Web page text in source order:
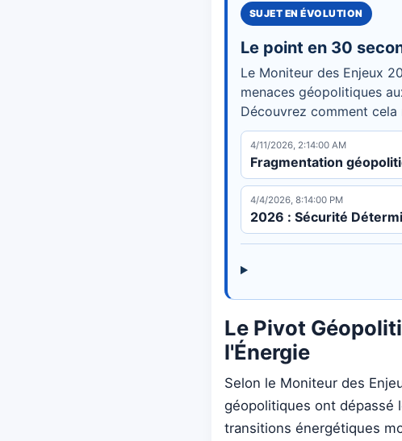
SUJET EN ÉVOLUTION
Le point en 30
Le Moniteur des Enjeux
menaces géopolitiques
Découvrez comment
4/11/2026, 2:14:00 AM
Fragmentation
4/4/2026, 8:14:00 PM
2026 : Sécurité
Le Pivot
l'Énergie
Selon le Moniteur des
géopolitiques ont dépassé
transitions énergétiques